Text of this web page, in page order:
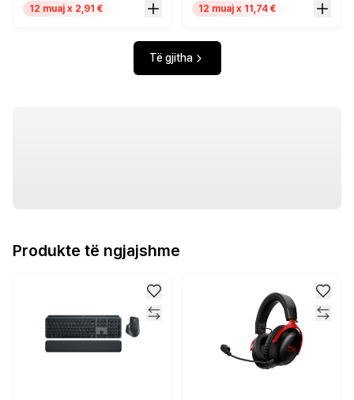
12 muaj x 2,91 €
12 muaj x 11,74 €
Të gjitha
Produkte të ngjajshme